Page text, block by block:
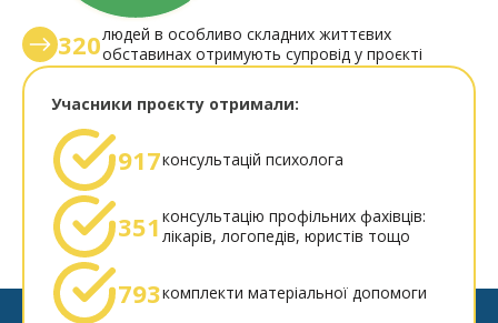
320людей в особливо складних життєвих
обставинах отримують супровід у проєкті
Учасники проєкту отримали:
917консультацій психолога
351 консультацію профільних фахівців:
лікарів, логопедів, юристів тощо
793комплекти матеріальної допомоги